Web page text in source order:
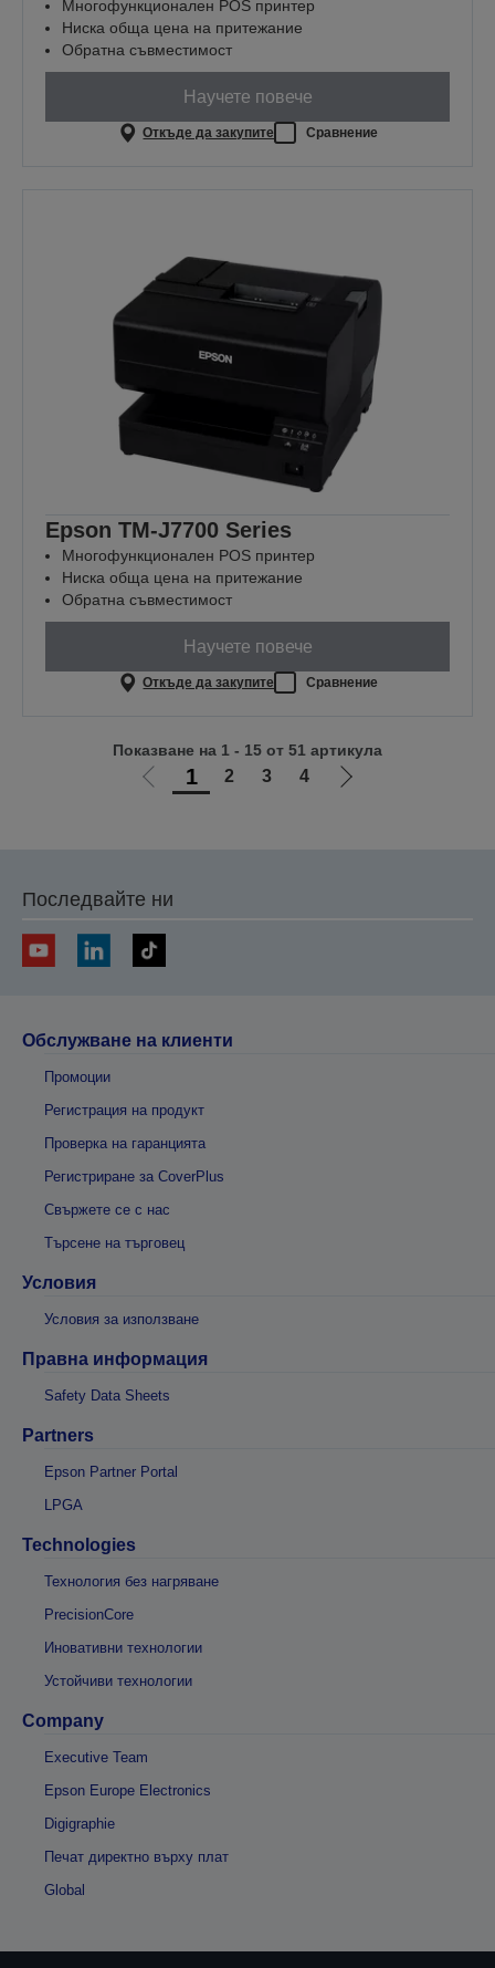
Многофункционален POS принтер
Ниска обща цена на притежание
Обратна съвместимост
Научете повече
Откъде да закупите Сравнение
Epson TM-J7700 Series
Многофункционален POS принтер
Ниска обща цена на притежание
Обратна съвместимост
Научете повече
Откъде да закупите Сравнение
Отиди
1 2 3 4
Отиди
Показване на 1 - 15 от 51 артикула
Последвайте ни
Обслужване на клиенти
Промоции
Регистрация на продукт
Проверка на гаранцията
Регистриране за CoverPlus
Свържете се с нас
Търсене на търговец
Условия
Условия за използване
Правна информация
Safety Data Sheets
Partners
Epson Partner Portal
LPGA
Technologies
Технология без нагряване
PrecisionCore
Иновативни технологии
Устойчиви технологии
Company
Executive Team
Epson Europe Electronics
Digigraphie
Печат директно върху плат
Global